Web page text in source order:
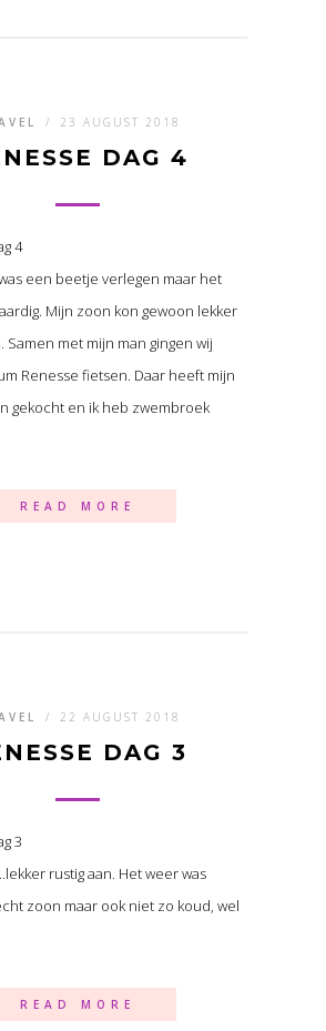
/ 23 AUGUST 2018
DAG 4
een beetje verlegen maar het
Mijn zoon kon gewoon lekker
met mijn man gingen wij
Renesse fietsen. Daar heeft mijn
gekocht en ik heb zwembroek
READ MORE
/ 22 AUGUST 2018
DAG 3
rustig aan. Het weer was
zoon maar ook niet zo koud, wel
READ MORE